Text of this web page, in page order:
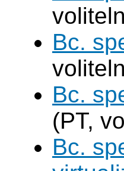
Bc.
Bc.
(PT,
Bc.